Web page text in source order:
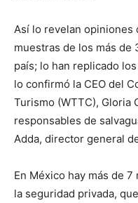
Así lo revelan opiniones
muestras de los más de
país; lo han replicado
lo confirmó la CEO del
Turismo (WTTC), Gloria
responsables de
Adda, director general
En México hay más de
la seguridad privada,